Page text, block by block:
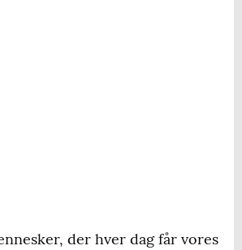
der hver dag får vores